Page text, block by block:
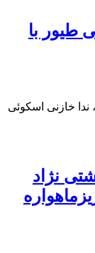
طیور با
خازنی اسکوئی
نژاد
ریزماهواره